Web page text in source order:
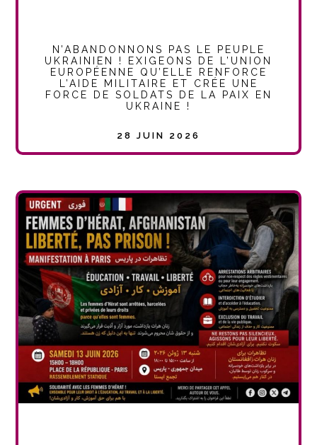
N’ABANDONNONS PAS LE PEUPLE
UKRAINIEN ! EXIGEONS DE L’UNION
EUROPÉENNE QU’ELLE RENFORCE
L’AIDE MILITAIRE ET CRÉE UNE
FORCE DE SOLDATS DE LA PAIX EN
UKRAINE !
28 JUIN 2026